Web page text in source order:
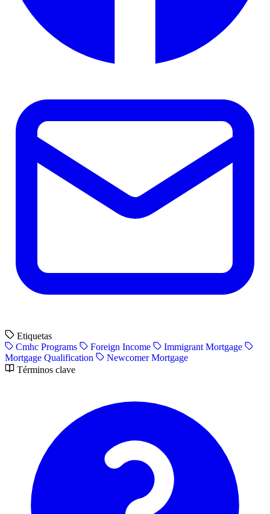
Etiquetas
Cmhc Programs
Foreign Income
Immigrant Mortgage
Mortgage Qualification
Newcomer Mortgage
Términos clave